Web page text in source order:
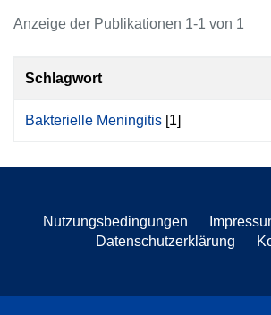
Anzeige der Publikationen 1-1 von 1
Schlagwort
Bakterielle Meningitis [1]
Nutzungsbedingungen
Datenschutzerklärung